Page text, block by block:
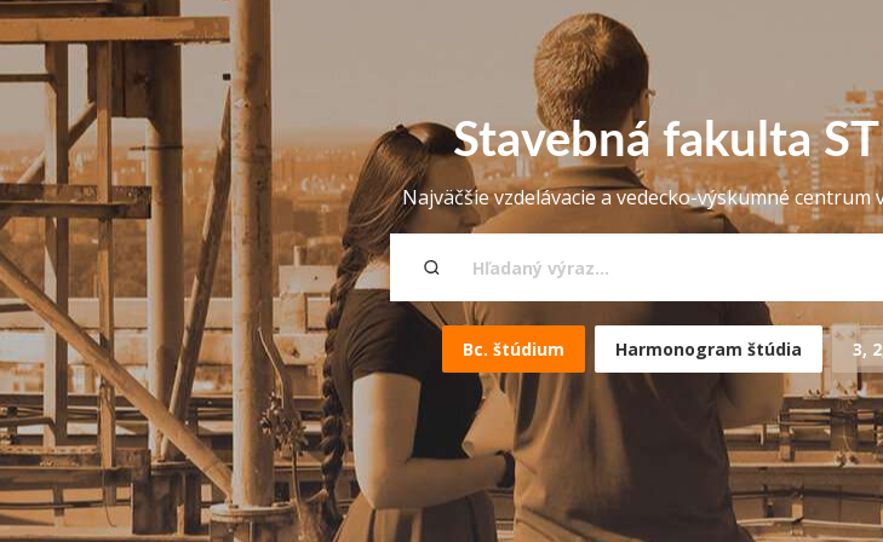
Stavebná fakulta
Najväčšie vzdelávacie a vedecko-výskumné
Bc. štúdium Harmonogram štúdia 3,